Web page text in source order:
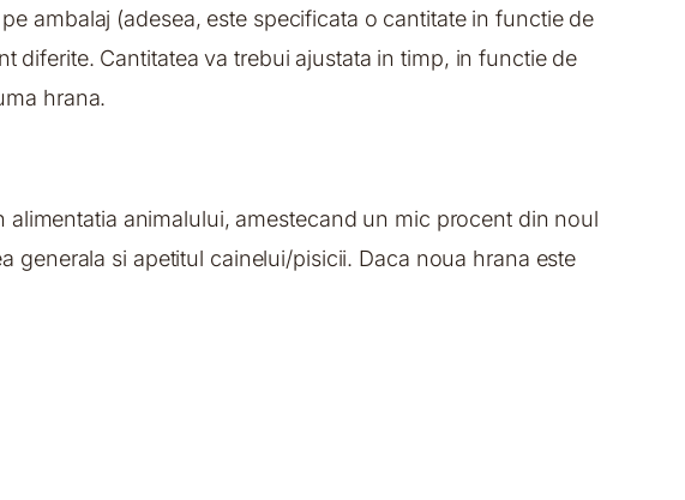
ambalaj (adesea, este specificata o cantitate in functie de
diferite. Cantitatea va trebui ajustata in timp, in functie de
hrana.
animalului, amestecand un mic procent din noul
generala si apetitul cainelui/pisicii. Daca noua hrana este